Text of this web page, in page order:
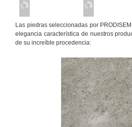
Las piedras seleccionadas por
elegancia característica de nuestros
de su increíble procedencia: